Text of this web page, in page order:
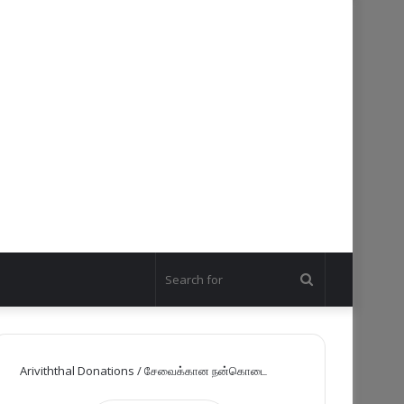
for
Ariviththal Donations / சேவைக்கான நன்கொடை